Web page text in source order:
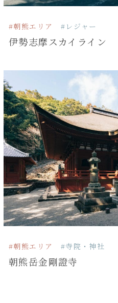
#朝熊エリア #レジャー
伊勢志摩スカイライン
#朝熊エリア #寺院・神社
朝熊岳金剛證寺